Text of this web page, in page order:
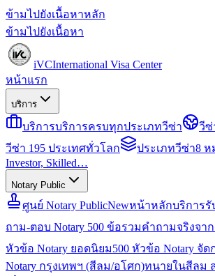
ข้ามไปยังเนื้อหาหลัก
ข้ามไปยังเนื้อหา
iVCInternational Visa Center
หน้าแรก
บริการ
บริการบริการครบทุกประเภทวีซ่า วีซ่
วีซ่า 195 ประเทศทั่วโลก
ประเภทวีซ่า8 ห
Investor, Skilled…
Notary Public
ศูนย์ Notary PublicNewหน้าหลักบริการรั
ถาม-ตอบ Notary 500 ข้อรวมคำถามจริงจา
หัวข้อ Notary ยอดนิยม500 หัวข้อ Notary จั
Notary กรุงเทพฯ (สีลม/อโศก)ทนายในสีลม